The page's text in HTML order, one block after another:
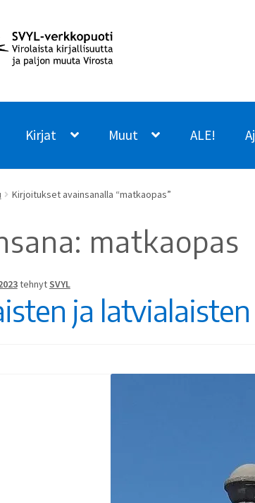
Kirjat Muut ALE!
Kirjoitukset avainsanalla “matkaopas”
matkaopas
tehnytSVYL
ja